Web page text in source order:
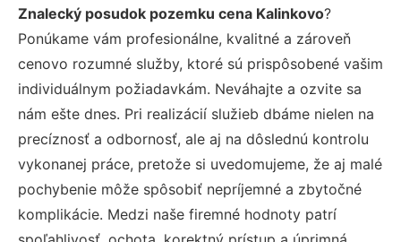
Znalecký posudok pozemku cena Kalinkovo?
Ponúkame vám profesionálne, kvalitné a zároveň
cenovo rozumné služby, ktoré sú prispôsobené vašim
individuálnym požiadavkám. Neváhajte a ozvite sa
nám ešte dnes. Pri realizácií služieb dbáme nielen na
precíznosť a odbornosť, ale aj na dôslednú kontrolu
vykonanej práce, pretože si uvedomujeme, že aj malé
pochybenie môže spôsobiť nepríjemné a zbytočné
komplikácie. Medzi naše firemné hodnoty patrí